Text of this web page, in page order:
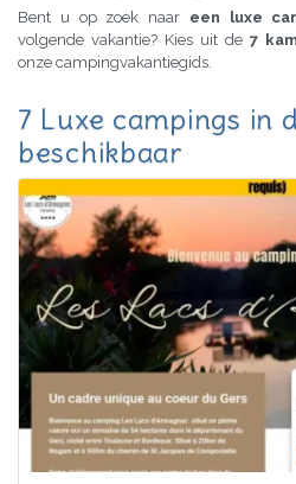
Bent u op zoek naar een luxe
volgende vakantie? Kies uit de 7
onze campingvakantiegids.
7 Luxe campings in
beschikbaar